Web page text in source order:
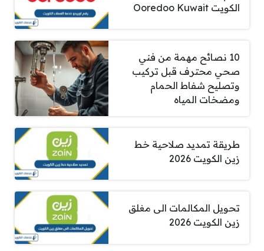
الكويت Ooredoo Kuwait
10 نصائح مهمة من فني
صحي محترف قبل تركيب
وتصليح شفاط الحمام
ومضخات المياه
طريقة تمديد صلاحية خط
زين الكويت 2026
تحويل المكالمات الى مغلق
زين الكويت 2026